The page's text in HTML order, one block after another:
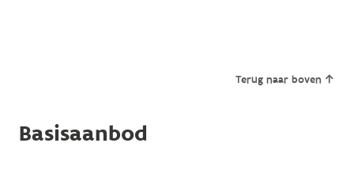
Terug naar boven
Basisaanbod